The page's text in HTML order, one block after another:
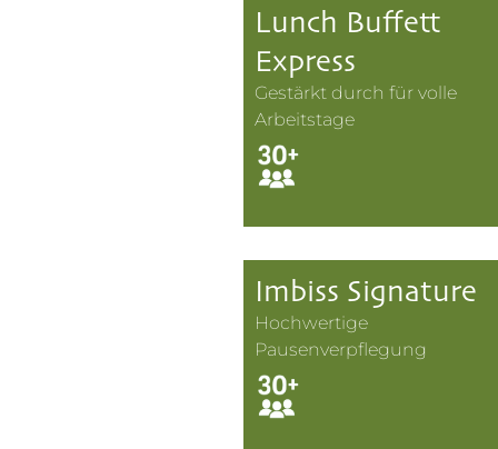
Lunch Buffett
Express
Gestärkt durch für volle
Arbeitstage
Imbiss Signature
Hochwertige
Pausenverpflegung